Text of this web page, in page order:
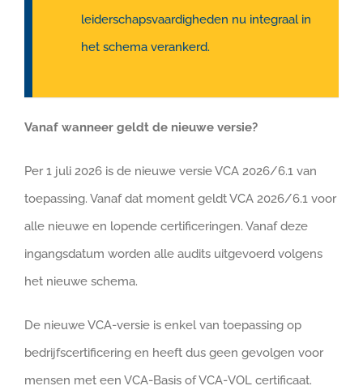
leiderschapsvaardigheden nu integraal in
het schema verankerd.
Vanaf wanneer geldt de nieuwe versie?
Per 1 juli 2026 is de nieuwe versie VCA 2026/6.1 van
toepassing. Vanaf dat moment geldt VCA 2026/6.1 voor
alle nieuwe en lopende certificeringen. Vanaf deze
ingangsdatum worden alle audits uitgevoerd volgens
het nieuwe schema.
De nieuwe VCA-versie is enkel van toepassing op
bedrijfscertificering en heeft dus geen gevolgen voor
mensen met een VCA-Basis of VCA-VOL certificaat.